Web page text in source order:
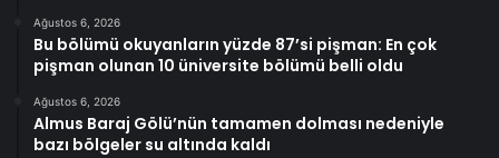
Ağustos 6, 2026
Bu bölümü okuyanların yüzde 87’si pişman: En çok
pişman olunan 10 üniversite bölümü belli oldu
Ağustos 6, 2026
Almus Baraj Gölü’nün tamamen dolması nedeniyle
bazı bölgeler su altında kaldı